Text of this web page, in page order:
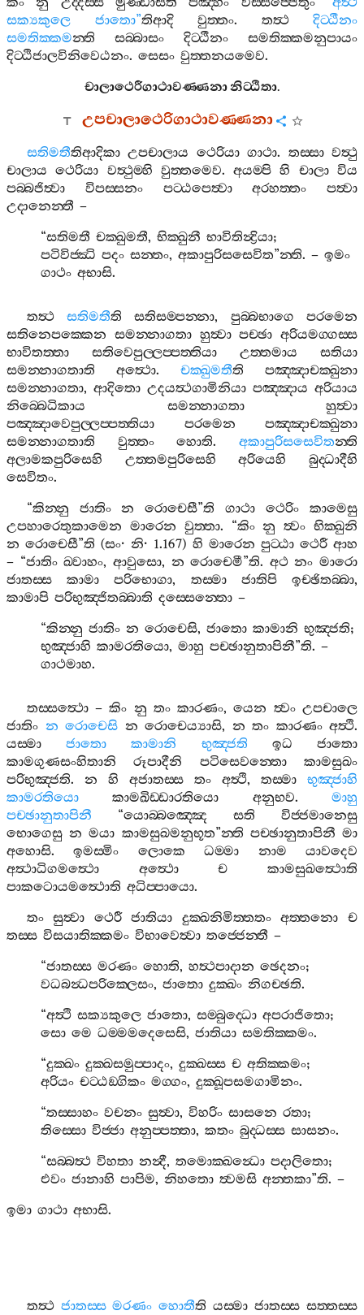
සක්‍යකුලෙ
ජාතො”තිආදි වුත‍්තං. තත්‍ථ
දිට‍්ඨීනං
සමතික‍්කමන‍්ති සබ‍්බාසං දිට‍්ඨීනං
සමතික‍්කමනුපායං
දිට‍්ඨිජාලවිනිවෙඨනං. සෙසං වුත‍්තනයමෙව.
චාලාථෙරීගාථාවණ‍්ණනානිට‍්ඨිතා.
උපචාලාථෙරිගාථාවණ‍්ණනා
සතිමතීතිආදිකා උපචාලාය ථෙරියා ගාථා. තස‍්සා වත්‍ථු
චාලාය ථෙරියා වත්‍ථුම‍්හි වුත‍්තමෙව.අයම‍්පි හි චාලා විය
පබ‍්බජිත්‍වා
විපස‍්සනං පට‍්ඨපෙත්‍වා අරහත‍්තං
පත්‍වා
උදානෙන‍්තී –
“සතිමතී චක‍්ඛුමතී,භික‍්ඛුනී භාවිතින්‍ද්‍රියා;
පටිවිජ‍්ඣි පදං සන‍්තං,අකාපුරිසසෙවිත”න‍්ති. –ඉමං
ගාථං අභාසි.
තත්‍ථ සතිමතීති සතිසම‍්පන‍්නා, පුබ‍්බභාගෙ
පරමෙන
සතිනෙපක‍්කෙන සමන‍්නාගතා හුත්‍වා පච‍්ඡා අරියමග‍්ගස‍්ස
භාවිතත‍්තා
සතිවෙපුල‍්ලප‍්පත‍්තියා උත‍්තමාය
සතියා
සමන‍්නාගතාති
අත්‍ථො. චක‍්ඛුමතීති
පඤ‍්ඤාචක‍්ඛුනා
සමන‍්නාගතා, ආදිතො උදයත්‍ථගාමිනියා පඤ‍්ඤාය අරියාය
නිබ‍්බෙධිකාය
සමන‍්නාගතා
හුත්‍වා
පඤ‍්ඤාවෙපුල‍්ලප‍්පත‍්තියා
පරමෙන
පඤ‍්ඤාචක‍්ඛුනා
සමන‍්නාගතාති
වුත‍්තං හොති.අකාපුරිසසෙවිතන‍්ති
අලාමකපුරිසෙහි
උත‍්තමපුරිසෙහි අරියෙහි
බුද‍්ධාදීහි
සෙවිතං.
“කින‍්නු ජාතිං න රොචෙසී”ති ගාථා ථෙරිං
කාමෙසු
උපහාරෙතුකාමෙන මාරෙන වුත‍්තා. “කිං නු ත්‍වං භික‍්ඛුනි
න රොචෙසී”ති (සං·නි· 1.167) හි මාරෙන පුට‍්ඨා ථෙරී ආහ
– “ජාතිං ඛ‍්වාහං, ආවුසො, න රොචෙමී”ති. අථ නං මාරො
ජාතස‍්ස
කාමා පරිභොගා, තස‍්මා ජාතිපි ඉච‍්ඡිතබ‍්බා,
කාමාපි පරිභුඤ‍්ජිතබ‍්බාති දස‍්සෙන‍්තො –
“කින‍්නු ජාතිං න රොචෙසි,ජාතො කාමානි භුඤ‍්ජති;
භුඤ‍්ජාහි කාමරතියො,මාහු පච‍්ඡානුතාපිනී”ති. –
ගාථමාහ.
තස‍්සත්‍ථො–කිං නු තං කාරණං,යෙන ත්‍වං උපචාලෙ
ජාතිං න රොචෙසි න රොචෙය්‍යාසි, න තං කාරණං අත්‍ථි.
යස‍්මා
ජාතො කාමානි භුඤ‍්ජති ඉධ
ජාතො
කාමගුණසංහිතානි
රූපාදීනි පටිසෙවන‍්තො
කාමසුඛං
පරිභුඤ‍්ජති. න හි අජාතස‍්ස තං අත්‍ථි, තස‍්මා
භුඤ‍්ජාහි
කාමරතියො
කාමඛිඩ‍්ඩාරතියො අනුභව.මාහු
පච‍්ඡානුතාපිනී “යොබ‍්බඤ‍්ඤෙ සති
විජ‍්ජමානෙසු
භොගෙසු න මයා කාමසුඛමනුභූත”න‍්ති පච‍්ඡානුතාපිනී මා
අහොසි.ඉමස‍්මිං ලොකෙ ධම‍්මා නාම
යාවදෙව
අත්‍ථාධිගමත්‍ථො
අත්‍ථො ච
කාමසුඛත්‍ථොති
පාකටොයමත්‍ථොති අධිප‍්පායො.
තං
සුත්‍වා ථෙරී ජාතියා දුක‍්ඛනිමිත‍්තතං අත‍්තනො
ච
තස‍්ස විසයාතික‍්කමං විභාවෙත්‍වා තජ‍්ජෙන‍්තී –
“ජාතස‍්ස මරණං හොති,හත්‍ථපාදාන ඡෙදනං;
වධබන්‍ධපරික‍්ලෙසං,ජාතො දුක‍්ඛං නිගච‍්ඡති.
“අත්‍ථි සක්‍යකුලෙ ජාතො,සම‍්බුද‍්ධො අපරාජිතො;
සො මෙ ධම‍්මමදෙසෙසි,ජාතියා සමතික‍්කමං.
“දුක‍්ඛං දුක‍්ඛසමුප‍්පාදං,දුක‍්ඛස‍්ස ච අතික‍්කමං;
අරියං චට‍්ඨඞ‍්ගිකං මග‍්ගං,දුක‍්ඛූපසමගාමිනං.
“තස‍්සාහං වචනං සුත්‍වා,විහරිං සාසනෙ රතා;
තිස‍්සො විජ‍්ජා අනුප‍්පත‍්තා,කතං බුද‍්ධස‍්ස සාසනං.
“සබ‍්බත්‍ථ විහතා නන්‍දී,තමොක‍්ඛන්‍ධො පදාලිතො;
එවං ජානාහි පාපිම,නිහතො ත්‍වමසි අන‍්තකා”ති. –
ඉමා ගාථා අභාසි.
තත්‍ථ ජාතස‍්ස මරණං හොතීති යස‍්මා ජාතස‍්ස සත‍්තස‍්ස